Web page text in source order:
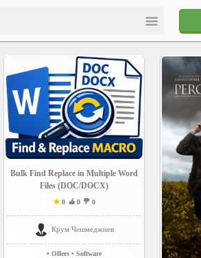
Bulk Find Replace in Multiple Word
Files (DOC/DOCX)
0 0 0
Крум Чешмеджиев
• Offers • Software